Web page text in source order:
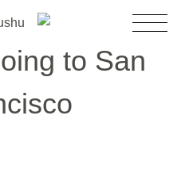
דלג
לניווט
לדלג
לתוכן
תפריט
השכרת עריסה
עריסות מעוצבות למכירה
השכרת עריסה לאירוע
to San